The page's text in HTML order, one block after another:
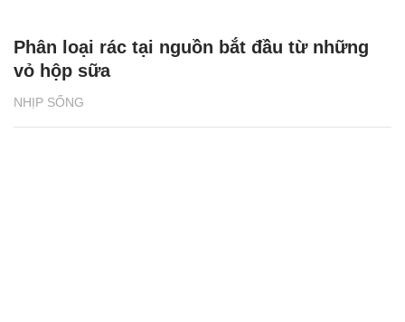
NHỊP SỐNG
Phân loại rác tại nguồn bắt đầu từ những
vỏ hộp sữa